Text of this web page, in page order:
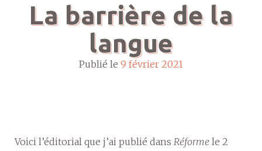
La barrière de la
langue
Publié le 9 février 2021
Voici l’éditorial que j’ai publié dans Réforme le 2